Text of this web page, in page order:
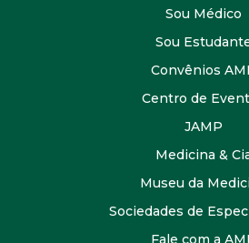
Sou Médico
Sou
Convênios
Centro de
JAMP
Medicina &
Museu da
Sociedades de
Fale com a